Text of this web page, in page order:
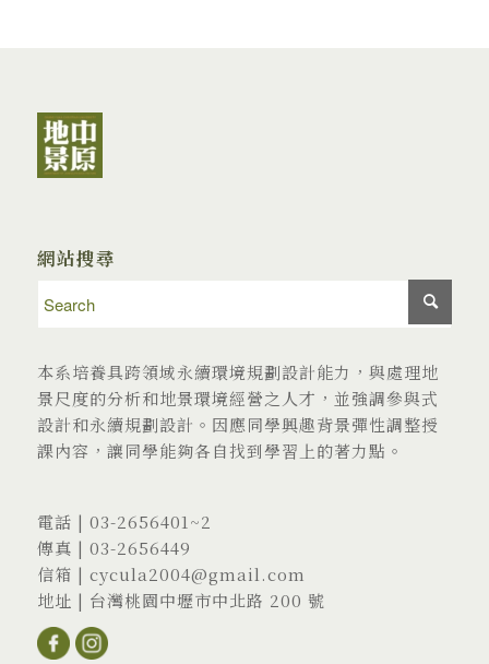
網站搜尋
本系培養具跨領域永續環境規劃設計能力，與處理地
景尺度的分析和地景環境經營之人才，並強調參與式
設計和永續規劃設計。因應同學興趣背景彈性調整授
課內容，讓同學能夠各自找到學習上的著力點。
電話 | 03-2656401 ~2
傳真 | 03-2656449
信箱 | cycula2004@gmail.com
地址 | 台灣桃園中壢市中北路 200 號